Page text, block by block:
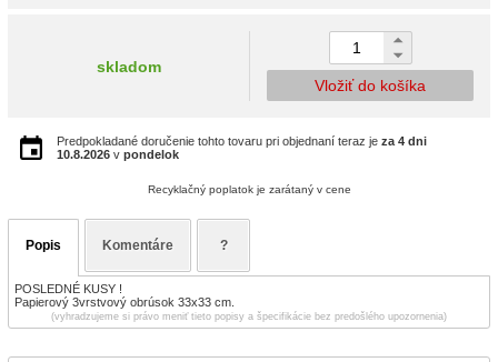
skladom
Vložiť do košíka
Predpokladané doručenie tohto tovaru pri objednaní teraz je za 4 dni
10.8.2026 v pondelok
Recyklačný poplatok je zarátaný v cene
Popis Komentáre ?
POSLEDNÉ KUSY !
Papierový 3vrstvový obrúsok 33x33 cm.
(vyhradzujeme si právo meniť tieto popisy a špecifikácie bez predošlého upozornenia)